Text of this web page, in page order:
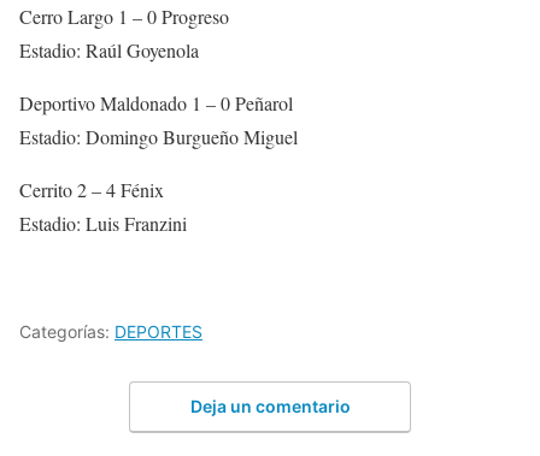
Cerro Largo 1 – 0 Progreso
Estadio: Raúl Goyenola
Deportivo Maldonado 1 – 0 Peñarol
Estadio: Domingo Burgueño Miguel
Cerrito 2 – 4 Fénix
Estadio: Luis Franzini
Categorías: DEPORTES
Deja un comentario